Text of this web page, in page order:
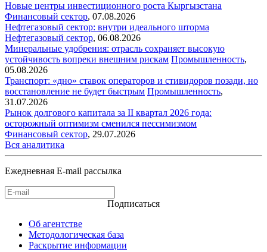
Новые центры инвестиционного роста Кыргызстана
Финансовый сектор, 07.08.2026
Нефтегазовый сектор: внутри идеального шторма
Нефтегазовый сектор, 06.08.2026
Минеральные удобрения: отрасль сохраняет высокую
устойчивость вопреки внешним рискам Промышленность,
05.08.2026
Транспорт: «дно» ставок операторов и стивидоров позади, но
восстановление не будет быстрым Промышленность,
31.07.2026
Рынок долгового капитала за II квартал 2026 года:
осторожный оптимизм сменился пессимизмом
Финансовый сектор, 29.07.2026
Вся аналитика
Ежедневная E-mail рассылка
Подписаться
Об агентстве
Методологическая база
Раскрытие информации